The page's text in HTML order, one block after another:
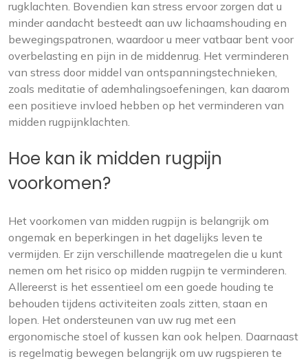
rugklachten. Bovendien kan stress ervoor zorgen dat u
minder aandacht besteedt aan uw lichaamshouding en
bewegingspatronen, waardoor u meer vatbaar bent voor
overbelasting en pijn in de middenrug. Het verminderen
van stress door middel van ontspanningstechnieken,
zoals meditatie of ademhalingsoefeningen, kan daarom
een positieve invloed hebben op het verminderen van
midden rugpijnklachten.
Hoe kan ik midden rugpijn
voorkomen?
Het voorkomen van midden rugpijn is belangrijk om
ongemak en beperkingen in het dagelijks leven te
vermijden. Er zijn verschillende maatregelen die u kunt
nemen om het risico op midden rugpijn te verminderen.
Allereerst is het essentieel om een goede houding te
behouden tijdens activiteiten zoals zitten, staan en
lopen. Het ondersteunen van uw rug met een
ergonomische stoel of kussen kan ook helpen. Daarnaast
is regelmatig bewegen belangrijk om uw rugspieren te